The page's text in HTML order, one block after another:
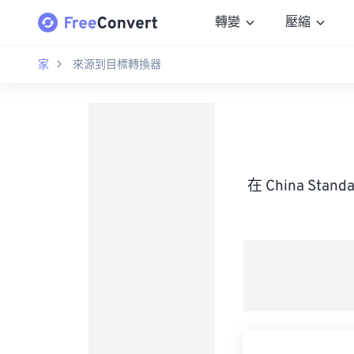
轉變 壓縮
家 來源到目標轉換器
在 China